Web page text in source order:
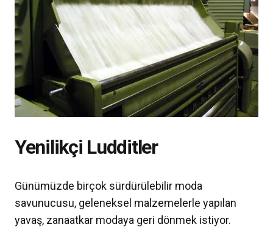
Yenilikçi Ludditler
Günümüzde birçok sürdürülebilir moda
savunucusu, geleneksel malzemelerle yapılan
yavaş, zanaatkar modaya geri dönmek istiyor.